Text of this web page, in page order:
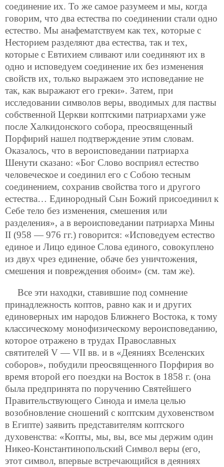
соединение их. То же самое разумеем и мы, когда
говорим, что два естества по соединении стали одно
естество. Мы анафематствуем как тех, которые с
Несторием разделяют два естества, так и тех,
которые с Евтихием сливают или соединяют их в
одно и исповедуем соединение их без изменения
свойств их, только выражаем это исповедание не
так, как выражают его греки». Затем, при
исследовании символов веры, вводимых для паствы
собственной Церкви коптскими патриархами уже
после Халкидонского собора, преосвященный
Порфирий нашел подтверждение этим словам.
Оказалось, что в вероисповедании патриарха
Шенути сказано: «Бог Слово восприял естество
человеческое и соединил его с Собою тесным
соединением, сохранив свойства того и другого
естества… Единородный Сын Божий присоединил к
Себе тело без изменения, смешения или
разделения», а в вероисповедании патриарха Мины
II (958 — 976 гг.) говорится: «Исповедуем естество
единое и Лицо единое Слова единого, совокуплено
из двух чрез единение, обаче без уничтожения,
смешения и повреждения обоим» (см. там же).
Все эти находки, ставившие под сомнение
принадлежность коптов, равно как и и других
единоверных им народов Ближнего Востока, к тому
классическому монофизическому вероисповеданию,
которое отражено в трудах Православных
святителей V — VII вв. и в «Деяниях Вселенских
соборов», побудили преосвященного Порфирия во
время второй его поездки на Восток в 1858 г. (она
была предпринята по поручению Святейшего
Правительствующего Синода и имела целью
возобновление сношений с коптским духовенством
в Египте) заявить представителям коптского
духовенства: «Копты, мы, вы, все мы держим один
Никео-Константинопольский Символ веры (его,
этот символ, впервые встречающийся в деяниях